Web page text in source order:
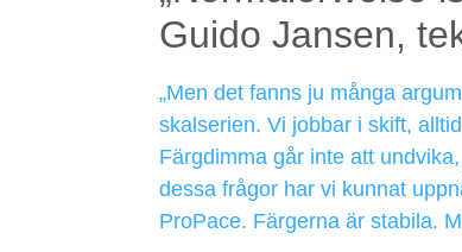
Guido Jansen,
„Men det fanns ju många
skalserien. Vi jobbar i skift,
Färgdimma går inte att
dessa frågor har vi kunnat
ProPace. Färgerna är stabila.